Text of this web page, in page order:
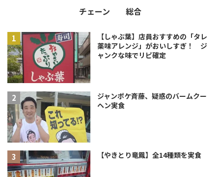
チェーン 総合
【しゃぶ葉】店員おすすめの「タレ
薬味アレンジ」がおいしすぎ！ ジ
ャンクな味でリピ確定
ジャンポケ斉藤、疑惑のバームクー
ヘン実食
【やきとり竜鳳】全14種類を実食